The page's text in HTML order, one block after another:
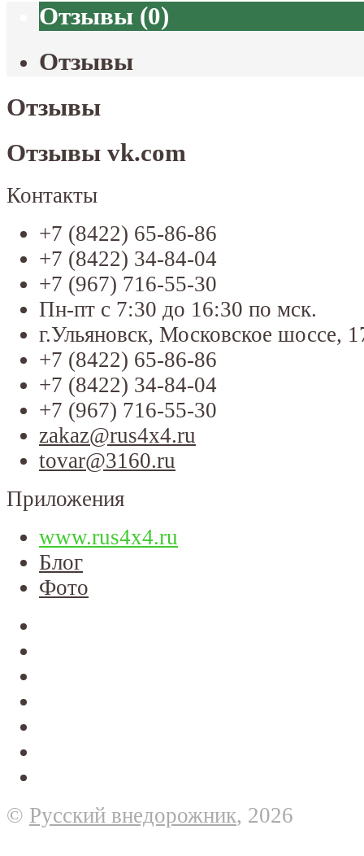
Отзывы (0)
Отзывы
Отзывы
Отзывы vk.com
Контакты
+7 (8422) 65-86-86
+7 (8422) 34-84-04
+7 (967) 716-55-30
Пн-пт с 7:30 до 16:30 по мск.
г.Ульяновск, Московское шоссе,
+7 (8422) 65-86-86
+7 (8422) 34-84-04
+7 (967) 716-55-30
zakaz@rus4x4.ru
tovar@3160.ru
Приложения
www.rus4x4.ru
Блог
Фото
© Русский внедорожник, 2026